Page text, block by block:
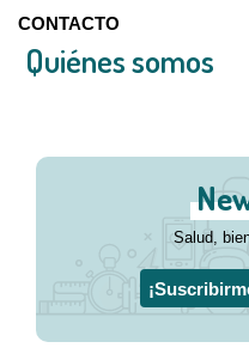
CONTACTO
Quiénes somos
Salud,